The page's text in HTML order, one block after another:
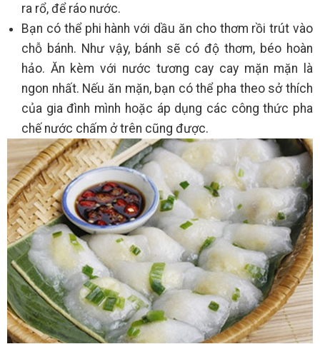
ra rổ, để ráo nước.
Bạn có thể phi hành với dầu ăn cho thơm rồi trút vào
chỗ bánh. Như vậy, bánh sẽ có độ thơm, béo hoàn
hảo. Ăn kèm với nước tương cay cay mặn mặn là
ngon nhất. Nếu ăn mặn, bạn có thể pha theo sở thích
của gia đình mình hoặc áp dụng các công thức pha
chế nước chấm ở trên cũng được.